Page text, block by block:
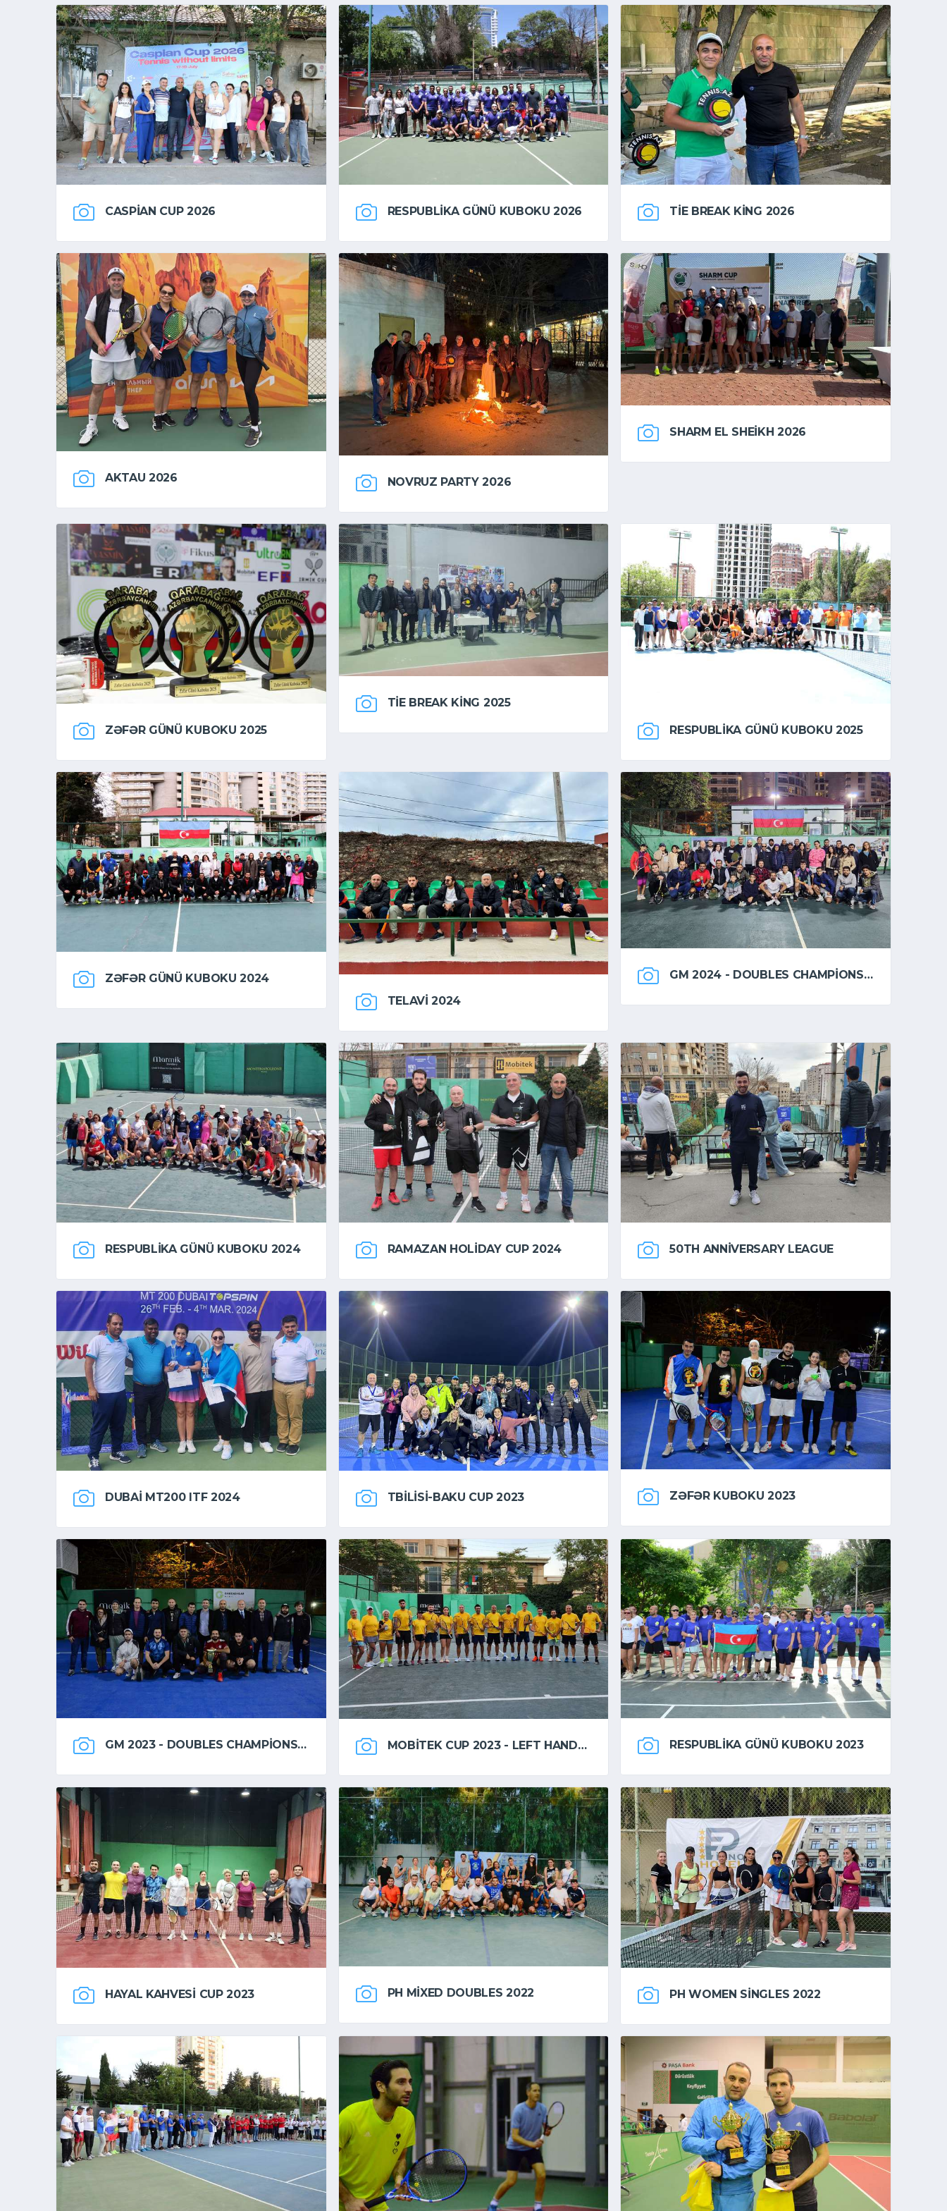
CASPIAN CUP 2026 RESPUBLIKA GÜNÜ KUBOKU 2026 TIE BREAK KING 2026
AKTAU 2026 NOVRUZ PARTY 2026
SHARM EL SHEIKH 2026
ZƏFƏR GÜNÜ KUBOKU 2025
TIE BREAK KING 2025
RESPUBLIKA GÜNÜ KUBOKU 2025
ZƏFƏR GÜNÜ KUBOKU 2024
TELAVI 2024
GM 2024 - DOUBLES CHAMPIONSHIP
RESPUBLIKA GÜNÜ KUBOKU 2024 RAMAZAN HOLIDAY CUP 2024 50TH ANNIVERSARY LEAGUE
DUBAI MT200 ITF 2024 TBILISI-BAKU CUP 2023 ZƏFƏR KUBOKU 2023
GM 2023 - DOUBLES CHAMPIONSHIP MOBITEK CUP 2023 - LEFT HANDED RESPUBLIKA GÜNÜ KUBOKU 2023
HAYAL KAHVESI CUP 2023 PH MIXED DOUBLES 2022 PH WOMEN SINGLES 2022